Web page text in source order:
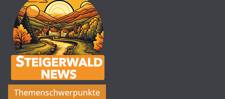
Themenschwerpunkte